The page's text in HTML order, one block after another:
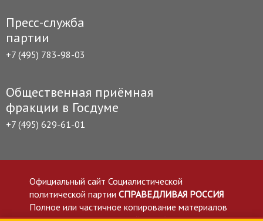
Пресс-служба
партии
+7 (495) 783-98-03
Общественная приёмная
фракции в Госдуме
+7 (495) 629-61-01
Официальный сайт Социалистической
политической партии СПРАВЕДЛИВАЯ РОССИЯ
Полное или частичное копирование материалов